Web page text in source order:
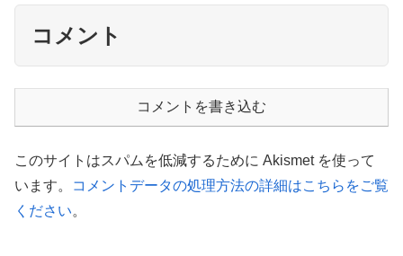
コメント
コメントを書き込む
このサイトはスパムを低減するために Akismet を使って
います。
コメントデータの処理方法の詳細はこちらをご覧
ください。